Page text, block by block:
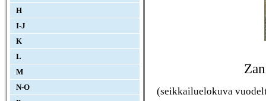
H
I-J
K
L
M
N-O
(seikkailuelokuva